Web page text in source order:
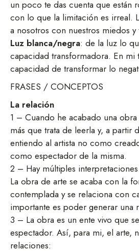
un poco te das cuenta que están
con lo que la limitación es irreal.
a nosotros con nuestros miedos y
Luz blanca/negra: de la luz lo
capacidad transformadora. En mi
capacidad de transformar lo
FRASES / CONCEPTOS
La relación
1 – Cuando he acabado una
más que trata de leerla y, a partir
entiendo al artista no como
como espectador de la misma.
2 – Hay múltiples
La obra de arte se acaba con la
contemplada y se relaciona con
importante es poder generar una
3 – La obra es un ente vivo que
espectador. Así, para mi, el arte,
relaciones: